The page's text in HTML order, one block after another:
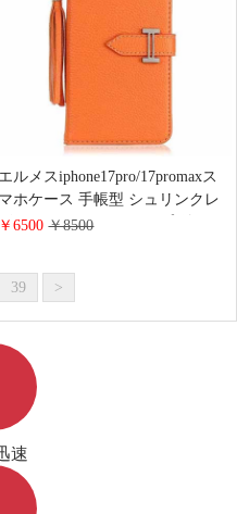
エルメスiphone17pro/17promaxス
マホケース 手帳型 シュリンクレ
ザー タッセル ストラップ 付き
ブランド アイフォーン15/14/13ケ
￥6500￥8500
39 >
速